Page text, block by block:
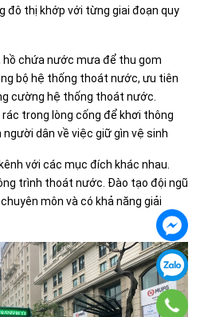
đô thị khớp với từng giai đoạn quy
hồ chứa nước mưa để thu gom
bộ hệ thống thoát nước, ưu tiên
cường hệ thống thoát nước.
trong lòng cống để khơi thông
dân về việc giữ gìn vệ sinh
với các mục đích khác nhau.
trình thoát nước. Đào tạo đội ngũ
môn và có khả năng giải